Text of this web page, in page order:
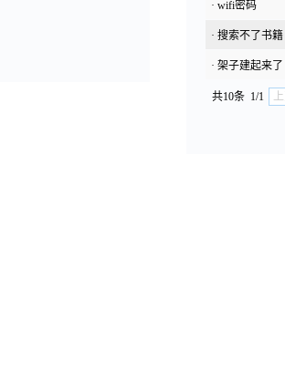
· wifi密码
· 搜索不了书籍
· 架子建起来了
共10条 1/1